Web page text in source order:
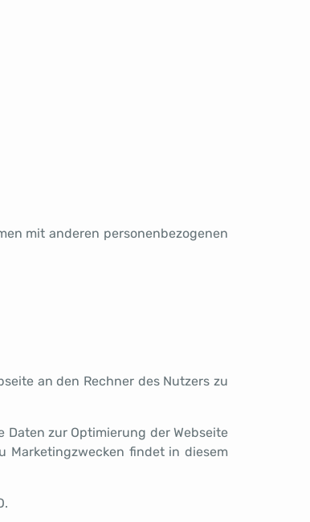
mit anderen personenbezogenen
an den Rechner des Nutzers zu
zur Optimierung der Webseite
Marketingzwecken findet in diesem